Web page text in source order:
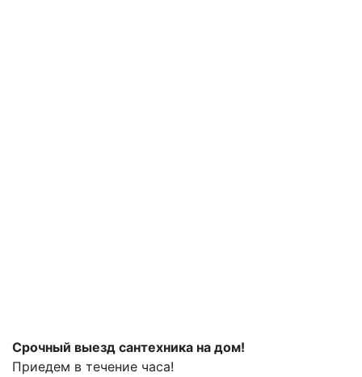
Срочный выезд сантехника на дом!
Приедем в течение часа!